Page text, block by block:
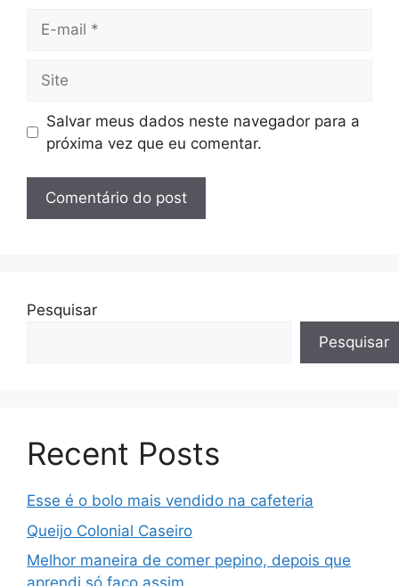
mail
Salvar meus dados neste navegador para a
próxima vez que eu comentar.
Pesquisar
Pesquisar
Recent Posts
Esse é o bolo mais vendido na cafeteria
Queijo Colonial Caseiro
Melhor maneira de comer pepino, depois que